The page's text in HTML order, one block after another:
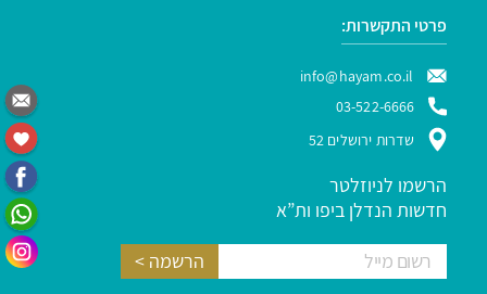
פרטי התקשרות:
info@hayam.co.il
03-522-6666
שדרות ירושלים 52
הרשמו לניוזלטר
חדשות הנדלן ביפו ות”א